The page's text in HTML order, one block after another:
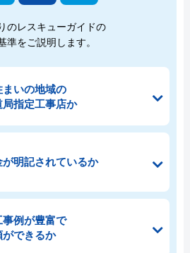
のレスキューガイドの
準をご説明します。
まいの地域の
局指定工事店か
が明記されているか
事例が豊富で
ができるか